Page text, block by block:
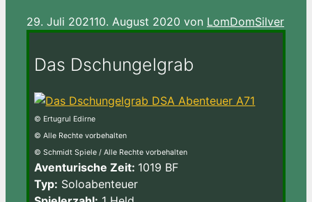
29. Juli 202110. August 2020 von LomDomSilver
Das Dschungelgrab
© Ertugrul Edirne
© Alle Rechte vorbehalten
© Schmidt Spiele / Alle Rechte vorbehalten
Aventurische Zeit: 1019 BF
Typ: Soloabenteuer